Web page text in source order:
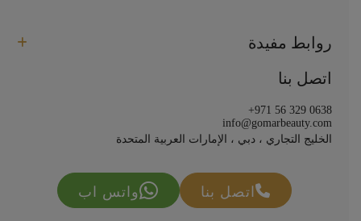
روابط مفيدة
اتصل بنا
+971 56 329 0638
info@gomarbeauty.com
الخليج التجاري ، دبي ، الإمارات العربية المتحدة
اتصل بنا واتس اب